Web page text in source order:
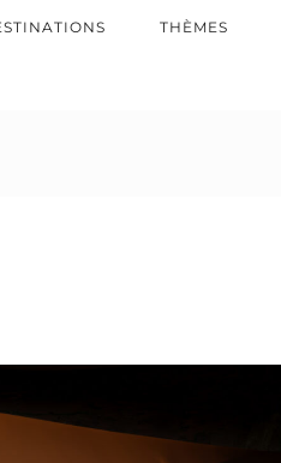
THÈMES